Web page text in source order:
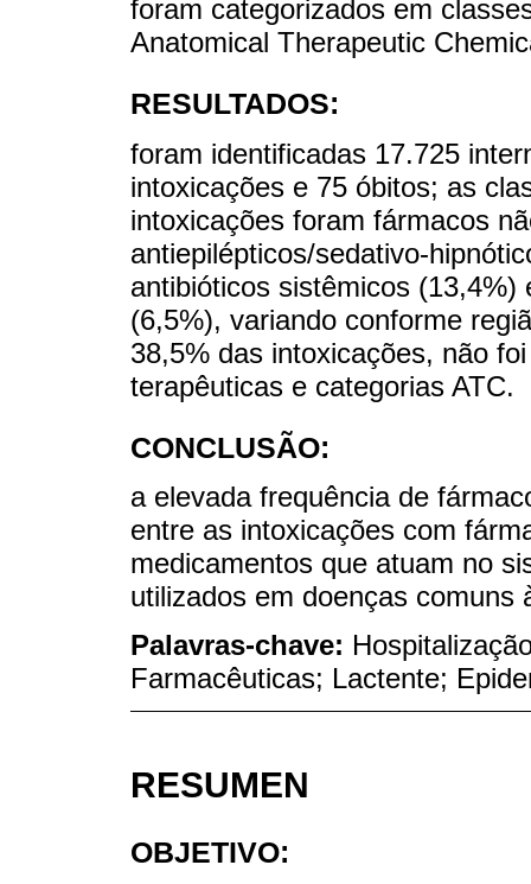
foram categorizados em
Anatomical Therapeutic
RESULTADOS:
foram identificadas 17.725
intoxicações e 75 óbitos; as
intoxicações foram fármacos
antiepilépticos/sedativo-
antibióticos sistêmicos
(6,5%), variando conforme
38,5% das intoxicações, não
terapêuticas e categorias ATC.
CONCLUSÃO:
a elevada frequência de
entre as intoxicações com
medicamentos que atuam no
utilizados em doenças comuns
Palavras-chave:
Farmacêuticas; Lactente;
RESUMEN
OBJETIVO: